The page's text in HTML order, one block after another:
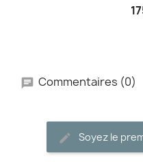
Commentaires (0)
Soyez le